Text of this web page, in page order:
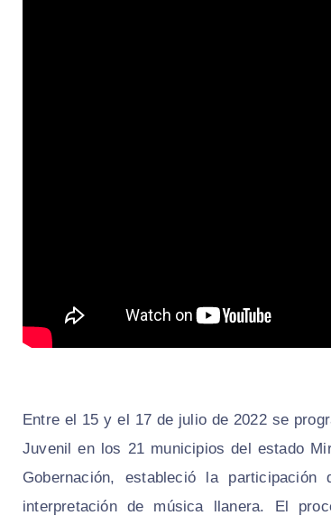
Entre el 15 y el 17 de julio de 2022 se
Juvenil en los 21 municipios del estado
Gobernación, estableció la
interpretación de música llanera. El